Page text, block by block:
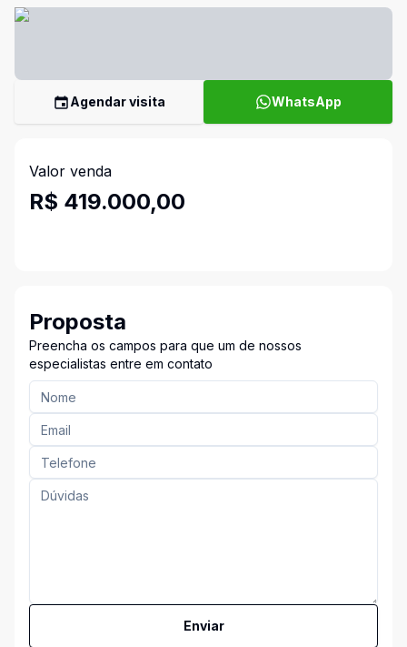
Agendar visita WhatsApp
Valor venda
R$ 419.000,00
Proposta
Preencha os campos para que um de nossos
especialistas entre em contato
Enviar